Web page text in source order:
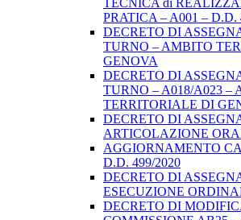
TECNICA di
PRATICA – A001 – D.D.
DECRETO DI
TURNO – AMBITO
GENOVA
DECRETO DI
TURNO – A018/A023 –
TERRITORIALE DI
DECRETO DI
ARTICOLAZIONE
AGGIORNAMENTO
D.D. 499/2020
DECRETO DI
ESECUZIONE
DECRETO DI